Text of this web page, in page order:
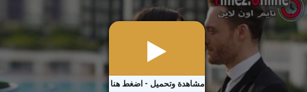
مشاهدة وتحميل - اضغط هنا